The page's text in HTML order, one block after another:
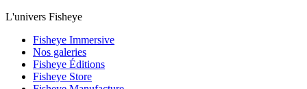
L'univers Fisheye
Fisheye Immersive
Nos galeries
Fisheye Éditions
Fisheye Store